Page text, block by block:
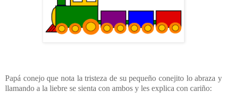
Papá conejo que nota la tristeza de su pequeño conejito lo abraza y
llamando a la liebre se sienta con ambos y les explica con cariño: